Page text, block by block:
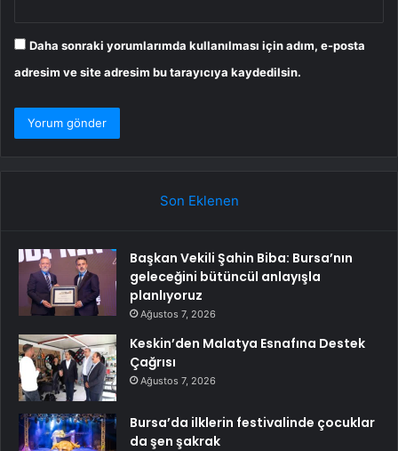
Daha sonraki yorumlarımda kullanılması için adım, e-posta
adresim ve site adresim bu tarayıcıya kaydedilsin.
Son Eklenen
Başkan Vekili Şahin Biba: Bursa’nın
geleceğini bütüncül anlayışla
planlıyoruz
Ağustos 7, 2026
Keskin’den Malatya Esnafına Destek
Çağrısı
Ağustos 7, 2026
Bursa’da ilklerin festivalinde çocuklar
da şen şakrak